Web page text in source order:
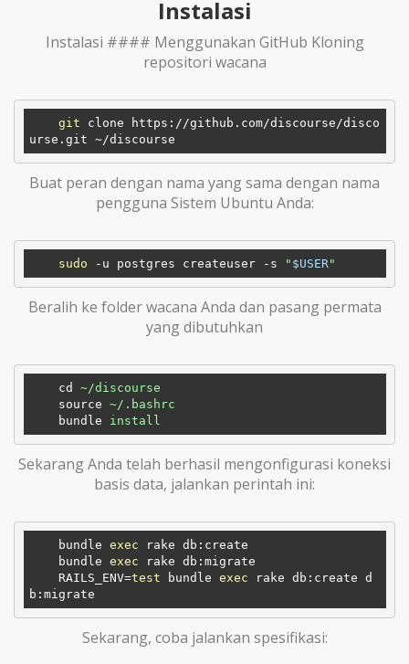
Instalasi
Instalasi #### Menggunakan GitHub Kloning
repositori wacana
git clone https://github.com/discourse/disco
Buat peran dengan nama yang sama dengan nama
pengguna Sistem Ubuntu Anda:
sudo -u postgres createuser -s " $USER "
Beralih ke folder wacana Anda dan pasang permata
yang dibutuhkan
cd
~/discourse
source ~/.bashrc
bundle
install
Sekarang Anda telah berhasil mengonfigurasi koneksi
basis data, jalankan perintah ini:
    bundle
exec rake db:create
    bundle
exec rake db:migrate
    RAILS_ENV=
test bundle exec rake db:create d
Sekarang, coba jalankan spesifikasi: